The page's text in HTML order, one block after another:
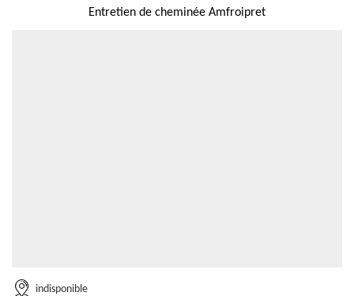
Entretien de cheminée Amfroipret
indisponible